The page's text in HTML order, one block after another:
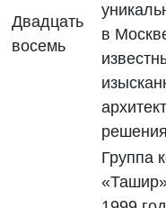
Двадцать
восемь
в
Группа